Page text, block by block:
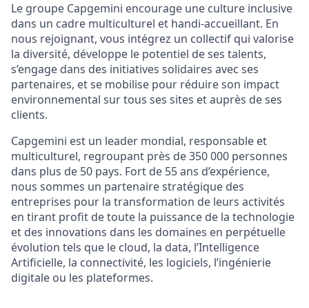
Le groupe Capgemini encourage une culture inclusive
dans un cadre multiculturel et handi-accueillant. En
nous rejoignant, vous intégrez un collectif qui valorise
la diversité, développe le potentiel de ses talents,
s’engage dans des initiatives solidaires avec ses
partenaires, et se mobilise pour réduire son impact
environnemental sur tous ses sites et auprès de ses
clients.
Capgemini est un leader mondial, responsable et
multiculturel, regroupant près de 350 000 personnes
dans plus de 50 pays. Fort de 55 ans d’expérience,
nous sommes un partenaire stratégique des
entreprises pour la transformation de leurs activités
en tirant profit de toute la puissance de la technologie
et des innovations dans les domaines en perpétuelle
évolution tels que le cloud, la data, l’Intelligence
Artificielle, la connectivité, les logiciels, l’ingénierie
digitale ou les plateformes.